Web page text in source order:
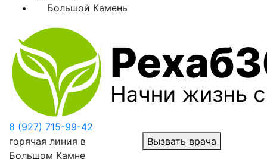
Большой Камень
8 (927) 715-99-42
горячая линия в
Большом Камне
Вызвать врача